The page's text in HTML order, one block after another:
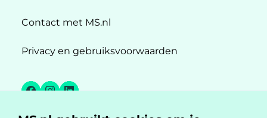
Contact met MS.nl
Privacy en gebruiksvoorwaarden
Facebook
Instagram
LinkedIn